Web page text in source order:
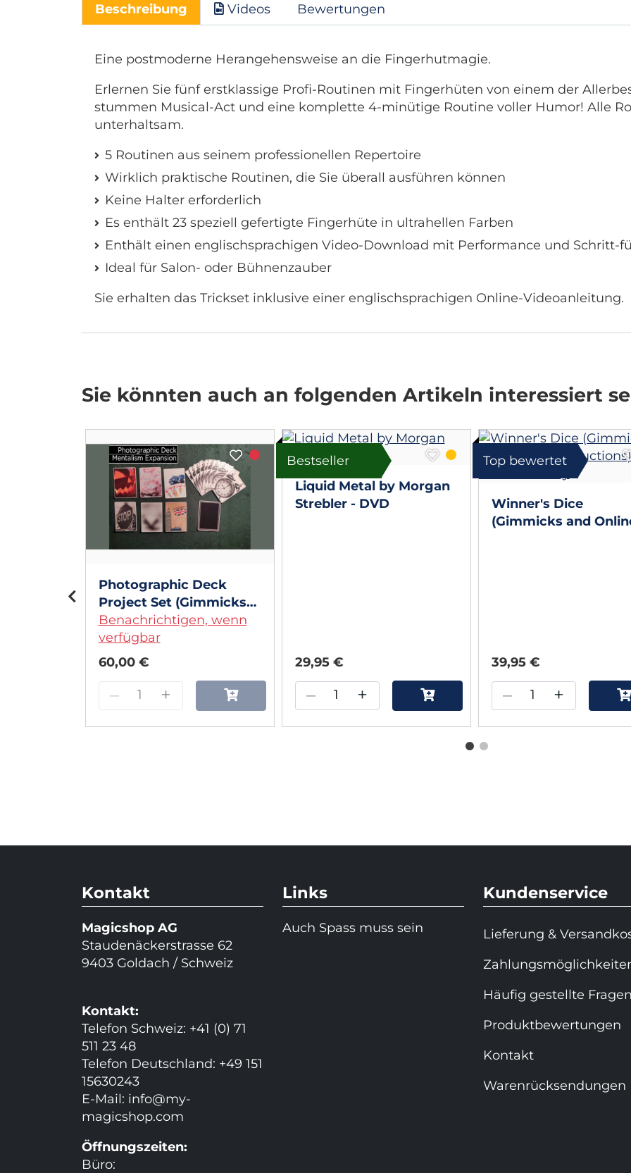
Beschreibung Videos Bewertungen
Eine postmoderne Herangehensweise an die Fingerhutmagie.
Erlernen Sie fünf erstklassige Profi-Routinen mit Fingerhüten von einem der
stummen Musical-Act und eine komplette 4-minütige Routine voller Humor! Alle
unterhaltsam.
5 Routinen aus seinem professionellen Repertoire
Wirklich praktische Routinen, die Sie überall ausführen können
Keine Halter erforderlich
Es enthält 23 speziell gefertigte Fingerhüte in ultrahellen Farben
Enthält einen englischsprachigen Video-Download mit Performance und Schritt-
Ideal für Salon- oder Bühnenzauber
Sie erhalten das Trickset inklusive einer englischsprachigen Online-Videoanleitung.
Sie könnten auch an folgenden Artikeln interessiert
Photographic Deck
Project Set (Gimmicks
and Online Instructions)
by George Tait
Benachrichtigen, wenn
verfügbar
60,00 €
– +
Bestseller
Liquid Metal by Morgan
Strebler - DVD
29,95 €
– +
Top bewertet
Winner's Dice
(Gimmicks and
39,95 €
– +
Kontakt
Magicshop AG
Staudenäckerstrasse 62
9403 Goldach / Schweiz
Kontakt:
Telefon Schweiz: +41 (0) 71
511 23 48
Telefon Deutschland: +49 151
15630243
E-Mail: info@my-
magicshop.com
Öffnungszeiten:
Büro:
Links
Auch Spass muss sein
Kundenservice
Lieferung &
Häufig gestellte Fragen
Produktbewertungen
Kontakt
Warenrücksendungen